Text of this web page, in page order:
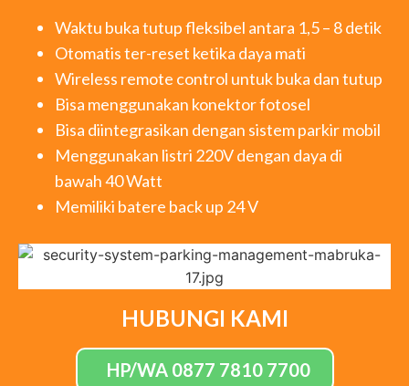
Waktu buka tutup fleksibel antara 1,5 – 8 detik
Otomatis ter-reset ketika daya mati
Wireless remote control untuk buka dan tutup
Bisa menggunakan konektor fotosel
Bisa diintegrasikan dengan sistem parkir mobil
Menggunakan listri 220V dengan daya di
bawah 40 Watt
Memiliki batere back up 24 V
HUBUNGI KAMI
HP/WA 0877 7810 7700